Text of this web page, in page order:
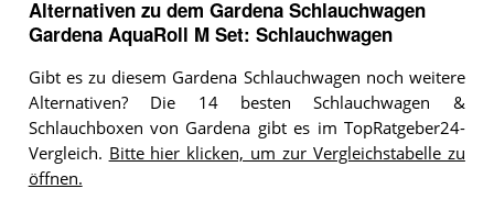
Alternativen zu dem Gardena Schlauchwagen
Gardena AquaRoll M Set: Schlauchwagen
Gibt es zu diesem Gardena Schlauchwagen noch weitere
Alternativen? Die 14 besten Schlauchwagen &
Schlauchboxen von Gardena gibt es im TopRatgeber24-
Vergleich. Bitte hier klicken, um zur Vergleichstabelle zu
öffnen.